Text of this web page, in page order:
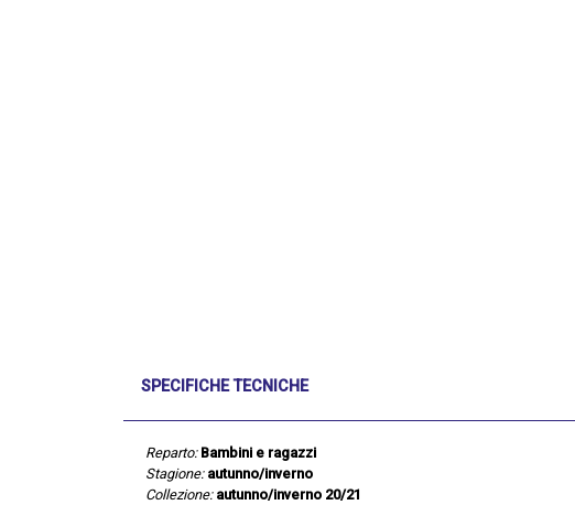
SPECIFICHE TECNICHE
Reparto: Bambini e ragazzi
Stagione: autunno/inverno
Collezione: autunno/inverno 20/21